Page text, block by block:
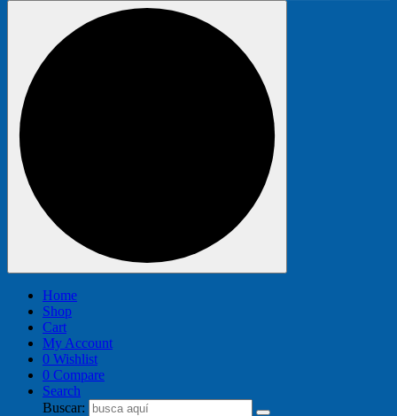
Home
Shop
Cart
My Account
0 Wishlist
0 Compare
Search
Buscar: